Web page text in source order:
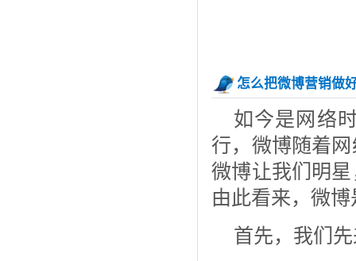
怎么把微博营销做
如今是网络
行，微博随着
微博让我们明
由此看来，微
首先，我们